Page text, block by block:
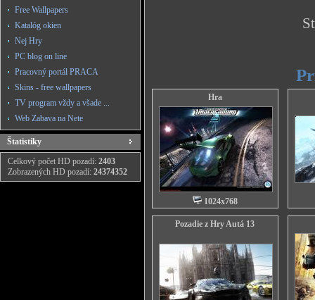
Free Wallpapers
Katalóg okien
Nej Hry
PC blog on line
Pracovný portál PRACA
Skins - free wallpapers
TV program vždy a všade ...
Web Zabava na Nete
Štatistiky
Celkový počet HD pozadí: 2403
Zobrazených HD pozadí: 24374352
Hra
1024x768
Pozadie z Hry Autá 13